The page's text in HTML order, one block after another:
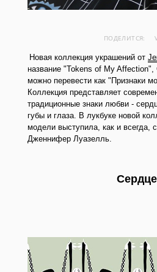
ПОДЕЛИТСЯ:
Новая коллекция украшений от
название "Tokens of My Affection",
можно перевести как "Признаки
Коллекция представляет
традиционные знаки любви -
губы и глаза. В лукбуке новой
модели выступила, как и всегда,
Дженнифер Луазелль.
Сердце